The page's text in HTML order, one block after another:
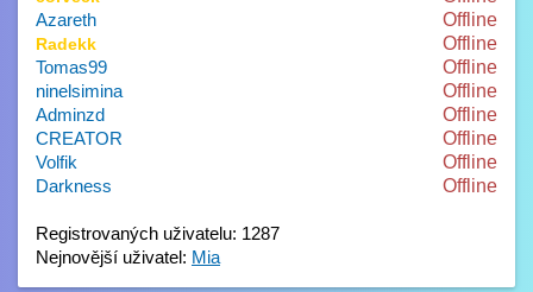
Azareth
Offline
Radekk
Offline
Tomas99
Offline
ninelsimina
Offline
Adminzd
Offline
CREATOR
Offline
Volfik
Offline
Darkness
Offline
Registrovaných uživatelu: 1287
Nejnovější uživatel: Mia